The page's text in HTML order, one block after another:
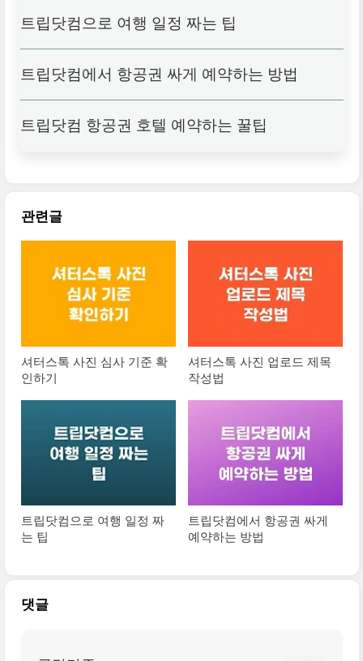
트립닷컴으로 여행 일정 짜는 팁
트립닷컴에서 항공권 싸게 예약하는 방법
트립닷컴 항공권 호텔 예약하는 꿀팁
관련글
셔터스톡 사진 심사 기준 확
인하기
셔터스톡 사진 업로드 제목
작성법
트립닷컴으로 여행 일정 짜
는 팁
트립닷컴에서 항공권 싸게
예약하는 방법
댓글